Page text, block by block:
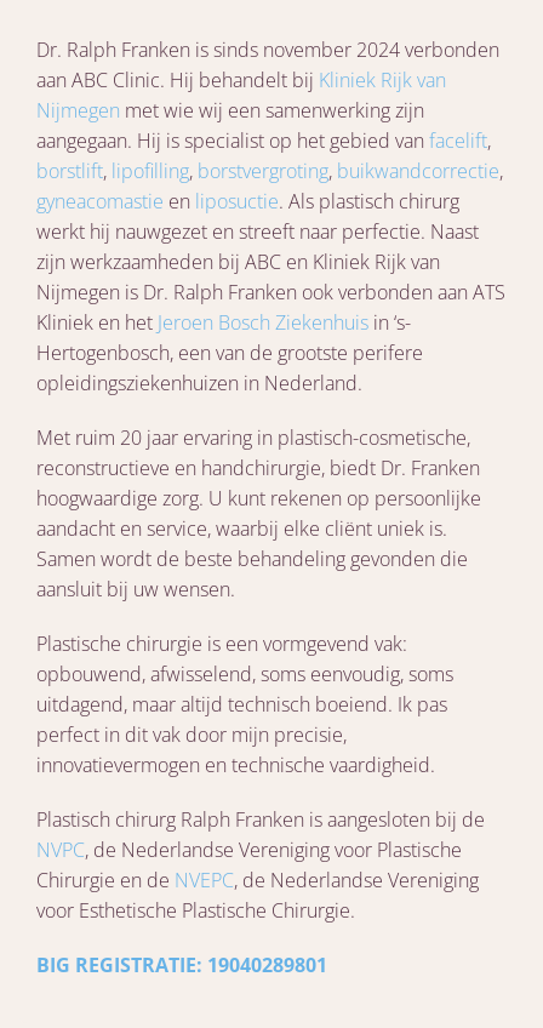
Dr. Ralph Franken is sinds november 2024 verbonden
aan ABC Clinic. Hij behandelt bij Kliniek Rijk van
Nijmegen met wie wij een samenwerking zijn
aangegaan. Hij is specialist op het gebied van facelift,
borstlift, lipofilling, borstvergroting, buikwandcorrectie,
gyneacomastie en liposuctie. Als plastisch chirurg
werkt hij nauwgezet en streeft naar perfectie. Naast
zijn werkzaamheden bij ABC en Kliniek Rijk van
Nijmegen is Dr. Ralph Franken ook verbonden aan ATS
Kliniek en het Jeroen Bosch Ziekenhuis in ‘s-
Hertogenbosch, een van de grootste perifere
opleidingsziekenhuizen in Nederland.
Met ruim 20 jaar ervaring in plastisch-cosmetische,
reconstructieve en handchirurgie, biedt Dr. Franken
hoogwaardige zorg. U kunt rekenen op persoonlijke
aandacht en service, waarbij elke cliënt uniek is.
Samen wordt de beste behandeling gevonden die
aansluit bij uw wensen.
Plastische chirurgie is een vormgevend vak:
opbouwend, afwisselend, soms eenvoudig, soms
uitdagend, maar altijd technisch boeiend. Ik pas
perfect in dit vak door mijn precisie,
innovatievermogen en technische vaardigheid.
Plastisch chirurg Ralph Franken is aangesloten bij de
NVPC, de Nederlandse Vereniging voor Plastische
Chirurgie en de NVEPC, de Nederlandse Vereniging
voor Esthetische Plastische Chirurgie.
BIG REGISTRATIE: 19040289801